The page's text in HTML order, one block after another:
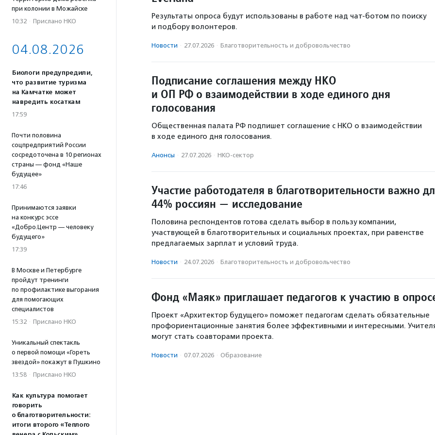
при колонии в Можайске
10:32 · Прислано НКО
04.08.2026
Биологи предупредили,
что развитие туризма
на Камчатке может
навредить косаткам
17:59
Почти половина
соцпредприятий России
сосредоточена в 10 регионах
страны — фонд «Наше
будущее»
17:46
Принимаются заявки
на конкурс эссе
«Добро.Центр — человеку
будущего»
17:39
В Москве и Петербурге
пройдут тренинги
по профилактике выгорания
для помогающих
специалистов
15:32 · Прислано НКО
Уникальный спектакль
о первой помощи «Гореть
звездой» покажут в Пушкино
13:58 · Прислано НКО
Как культура помогает
говорить
о благотворительности:
итоги второго «Теплого
Результаты опроса будут использованы в работе над чат-ботом по поиску
и подбору волонтеров.
Новости · 27.07.2026 · Благотвори­тель­ность и доброволь­чест­во
Подписание соглашения между НКО
и ОП РФ о взаимодействии в ходе единого дня
голосования
Общественная палата РФ подпишет соглашение с НКО о взаимодействии
в ходе единого дня голосования.
Анонсы · 27.07.2026 · НКО-сектор
Участие работодателя в благотворительности важно
44% россиян — исследование
Половина респондентов готова сделать выбор в пользу компании,
участвующей в благотворительных и социальных проектах, при равенстве
предлагаемых зарплат и условий труда.
Новости · 24.07.2026 · Благотвори­тель­ность и доброволь­чест­во
Фонд «Маяк» приглашает педагогов к участию в
Проект «Архитектор будущего» поможет педагогам сделать обязательные
профориентационные занятия более эффективными и интересными.
могут стать соавторами проекта.
Новости · 07.07.2026 · Образование